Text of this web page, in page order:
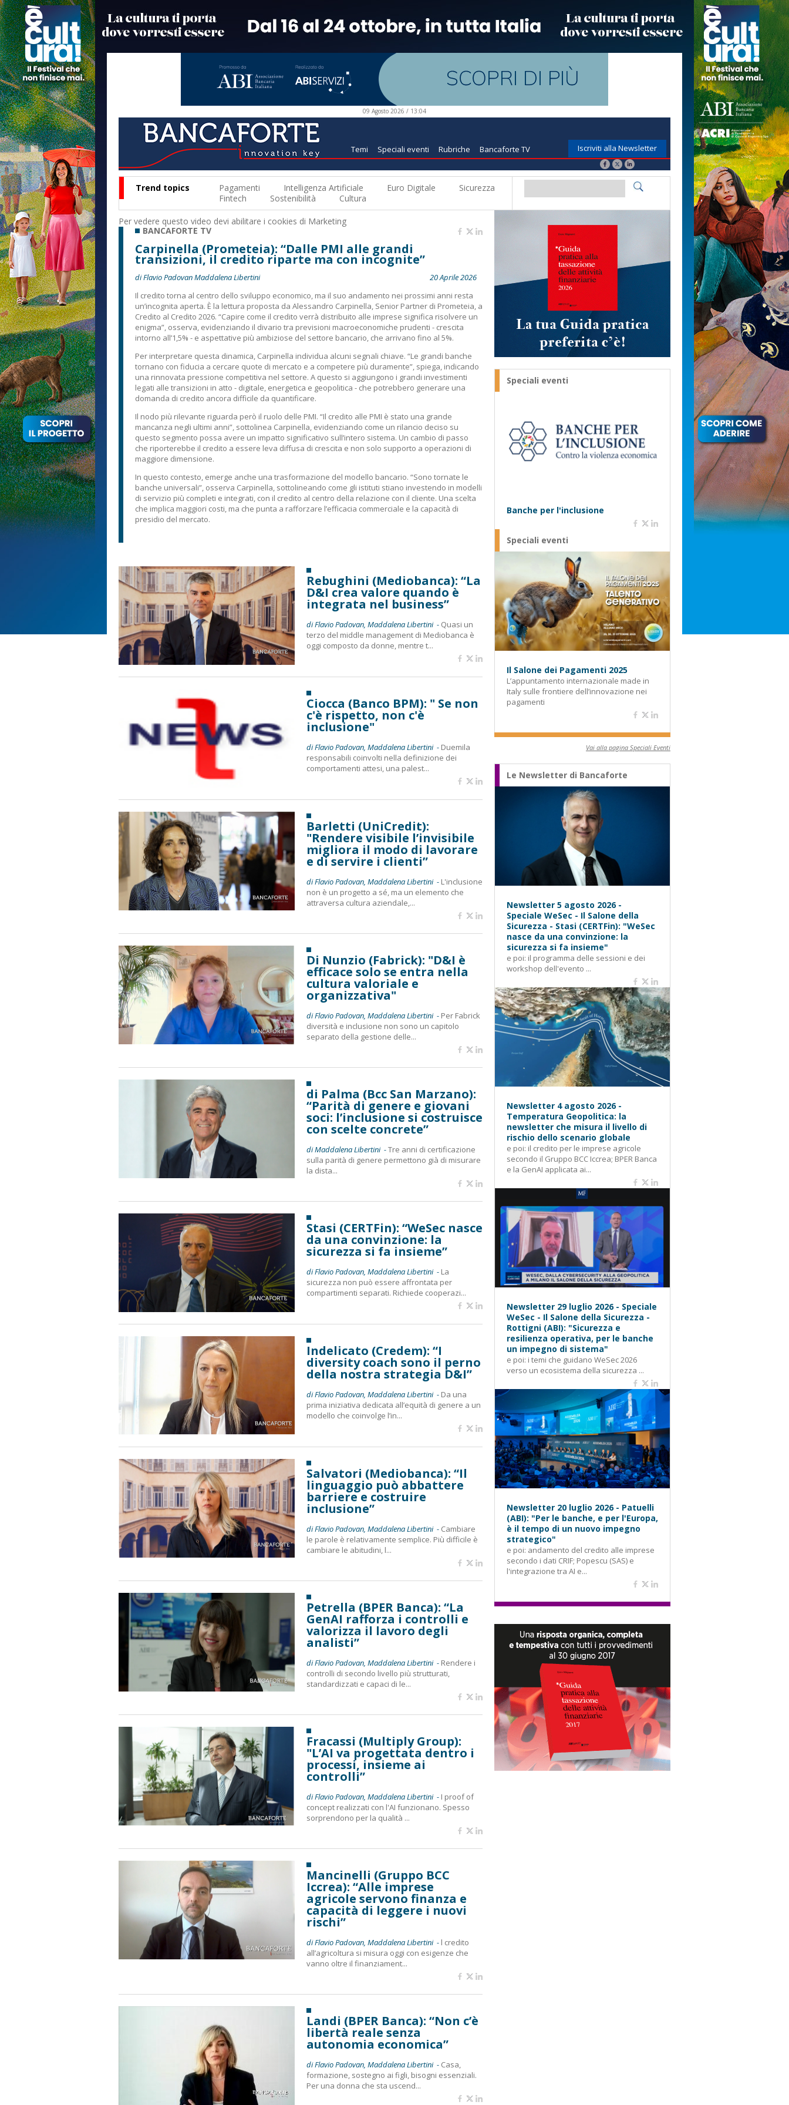
09 Agosto 2026 / 13:04
Temi Speciali eventi Rubriche Bancaforte TV Iscriviti alla Newsletter
Trend topics Pagamenti Intelligenza Artificiale Euro Digitale
Sicurezza
Fintech
Sostenibilità Cultura
Per vedere questo video devi abilitare i cookies di Marketing
BANCAFORTE TV
Carpinella (Prometeia): “Dalle PMI alle grandi
transizioni, il credito riparte ma con incognite”
di Flavio Padovan Maddalena Libertini
20 Aprile 2026
Il credito torna al centro dello sviluppo economico, ma il suo andamento nei prossimi anni resta
un’incognita aperta. È la lettura proposta da Alessandro Carpinella, Senior Partner di Prometeia, a
Credito al Credito 2026. “Capire come il credito verrà distribuito alle imprese significa risolvere un
enigma”, osserva, evidenziando il divario tra previsioni macroeconomiche prudenti - crescita
intorno all’1,5% - e aspettative più ambiziose del settore bancario, che arrivano fino al 5%.
Per interpretare questa dinamica, Carpinella individua alcuni segnali chiave. “Le grandi banche
tornano con fiducia a cercare quote di mercato e a competere più duramente”, spiega, indicando
una rinnovata pressione competitiva nel settore. A questo si aggiungono i grandi investimenti
legati alle transizioni in atto - digitale, energetica e geopolitica - che potrebbero generare una
domanda di credito ancora difficile da quantificare.
Il nodo più rilevante riguarda però il ruolo delle PMI. “Il credito alle PMI è stato una grande
mancanza negli ultimi anni”, sottolinea Carpinella, evidenziando come un rilancio deciso su
questo segmento possa avere un impatto significativo sull’intero sistema. Un cambio di passo
che riporterebbe il credito a essere leva diffusa di crescita e non solo supporto a operazioni di
maggiore dimensione.
In questo contesto, emerge anche una trasformazione del modello bancario. “Sono tornate le
banche universali”, osserva Carpinella, sottolineando come gli istituti stiano investendo in modelli
di servizio più completi e integrati, con il credito al centro della relazione con il cliente. Una scelta
che implica maggiori costi, ma che punta a rafforzare l’efficacia commerciale e la capacità di
presidio del mercato.
Rebughini (Mediobanca): “La
D&I crea valore quando è
integrata nel business”
di Flavio Padovan, Maddalena Libertini - Quasi un
terzo del middle management di Mediobanca è
oggi composto da donne, mentre t...
Ciocca (Banco BPM): " Se non
c'è rispetto, non c'è
inclusione"
di Flavio Padovan, Maddalena Libertini - Duemila
responsabili coinvolti nella definizione dei
comportamenti attesi, una palest...
Barletti (UniCredit):
"Rendere visibile l’invisibile
migliora il modo di lavorare
e di servire i clienti”
di Flavio Padovan, Maddalena Libertini - L'inclusione
non è un progetto a sé, ma un elemento che
attraversa cultura aziendale,...
Di Nunzio (Fabrick): "D&I è
efficace solo se entra nella
cultura valoriale e
organizzativa"
di Flavio Padovan, Maddalena Libertini - Per Fabrick
diversità e inclusione non sono un capitolo
separato della gestione delle...
di Palma (Bcc San Marzano):
“Parità di genere e giovani
soci: l’inclusione si costruisce
con scelte concrete”
di Maddalena Libertini -Tre anni di certificazione
sulla parità di genere permettono già di misurare
la dista...
Stasi (CERTFin): “WeSec nasce
da una convinzione: la
sicurezza si fa insieme”
di Flavio Padovan, Maddalena Libertini - La
sicurezza non può essere affrontata per
compartimenti separati. Richiede cooperazi...
Indelicato (Credem): “I
diversity coach sono il perno
della nostra strategia D&I”
di Flavio Padovan, Maddalena Libertini - Da una
prima iniziativa dedicata all’equità di genere a un
modello che coinvolge l’in...
Salvatori (Mediobanca): “Il
linguaggio può abbattere
barriere e costruire
inclusione”
di Flavio Padovan, Maddalena Libertini - Cambiare
le parole è relativamente semplice. Più difficile è
cambiare le abitudini, l...
Petrella (BPER Banca): “La
GenAI rafforza i controlli e
valorizza il lavoro degli
analisti”
di Flavio Padovan, Maddalena Libertini - Rendere i
controlli di secondo livello più strutturati,
standardizzati e capaci di le...
Fracassi (Multiply Group):
"L’AI va progettata dentro i
processi, insieme ai
controlli”
di Flavio Padovan, Maddalena Libertini - I proof of
concept realizzati con l'AI funzionano. Spesso
sorprendono per la qualità ...
Mancinelli (Gruppo BCC
Iccrea): “Alle imprese
agricole servono finanza e
capacità di leggere i nuovi
rischi”
di Flavio Padovan, Maddalena Libertini - l credito
all’agricoltura si misura oggi con esigenze che
vanno oltre il finanziament...
Landi (BPER Banca): “Non c’è
libertà reale senza
autonomia economica”
di Flavio Padovan, Maddalena Libertini - Casa,
formazione, sostegno ai figli, bisogni essenziali.
Per una donna che sta uscend...
Speciali eventi
Banche per l'inclusione
Speciali eventi
Il Salone dei Pagamenti 2025
L’appuntamento internazionale made in
Italy sulle frontiere dell’innovazione nei
pagamenti
Vai alla pagina Speciali Eventi
Le Newsletter di Bancaforte
Newsletter 5 agosto 2026 -
Speciale WeSec - Il Salone della
Sicurezza - Stasi (CERTFin): "WeSec
nasce da una convinzione: la
sicurezza si fa insieme"
e poi: il programma delle sessioni e dei
workshop dell'evento ...
Newsletter 4 agosto 2026 -
Temperatura Geopolitica: la
newsletter che misura il livello di
rischio dello scenario globale
e poi: il credito per le imprese agricole
secondo il Gruppo BCC Iccrea; BPER Banca
e la GenAI applicata ai...
Newsletter 29 luglio 2026 - Speciale
WeSec - Il Salone della Sicurezza -
Rottigni (ABI): "Sicurezza e
resilienza operativa, per le banche
un impegno di sistema"
e poi: i temi che guidano WeSec 2026
verso un ecosistema della sicurezza ...
Newsletter 20 luglio 2026 - Patuelli
(ABI): "Per le banche, e per l'Europa,
è il tempo di un nuovo impegno
strategico"
e poi: andamento del credito alle imprese
secondo i dati CRIF; Popescu (SAS) e
l'integrazione tra AI e...